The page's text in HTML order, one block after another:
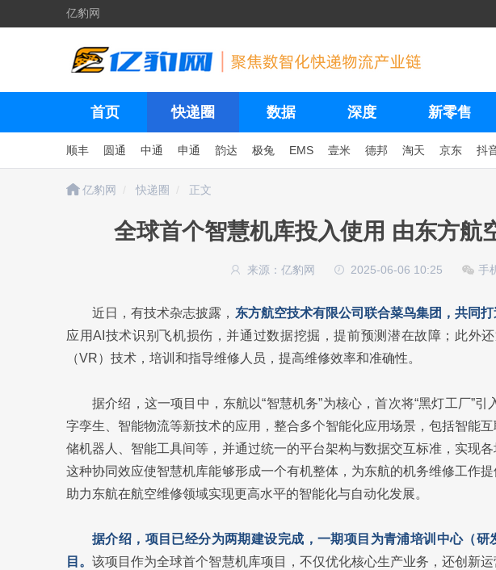
亿豹网
首页 快递圈 数据 深度 新零售
顺丰 圆通 中通 申通 韵达 极兔 EMS 壹米 德邦 淘天 京东 抖
亿豹网 快递圈 正文
全球首个智慧机库投入使用 由东方航
来源：亿豹网 2025-06-06 10:25 手
近日，有技术杂志披露， 东方航空技术有限公司联合菜鸟集团，共同打
应用AI技术识别飞机损伤，并通过数据挖掘，提前预测潜在故障；此外
（VR）技术，培训和指导维修人员，提高维修效率和准确性。
据介绍，这一项目中，东航以“智慧机务”为核心，首次将“黑灯工厂”
字孪生、智能物流等新技术的应用，整合多个智能化应用场景，包括智能
储机器人、智能工具间等，并通过统一的平台架构与数据交互标准，实现各
这种协同效应使智慧机库能够形成一个有机整体，为东航的机务维修工作
助力东航在航空维修领域实现更高水平的智能化与自动化发展。
据介绍，项目已经分为两期建设完成，一期项目为青浦培训中心（
目。该项目作为全球首个智慧机库项目，不仅优化核心生产业务，还创新